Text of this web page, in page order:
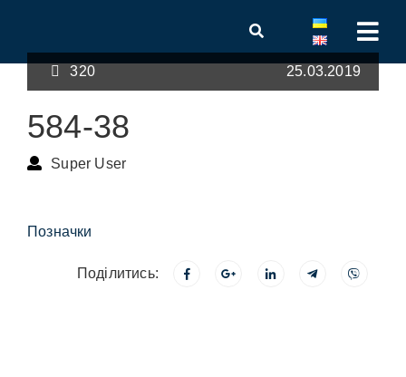
320 25.03.2019
584-38
Super User
Позначки
Поділитись: